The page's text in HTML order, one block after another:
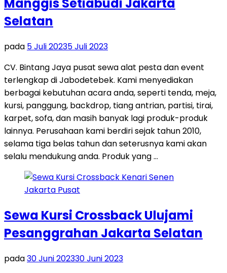
Manggis Setiabudi Jakarta
Selatan
pada 5 Juli 20235 Juli 2023
CV. Bintang Jaya pusat sewa alat pesta dan event
terlengkap di Jabodetebek. Kami menyediakan
berbagai kebutuhan acara anda, seperti tenda, meja,
kursi, panggung, backdrop, tiang antrian, partisi, tirai,
karpet, sofa, dan masih banyak lagi produk-produk
lainnya. Perusahaan kami berdiri sejak tahun 2010,
selama tiga belas tahun dan seterusnya kami akan
selalu mendukung anda. Produk yang …
Sewa Kursi Crossback Ulujami
Pesanggrahan Jakarta Selatan
pada30 Juni 202330 Juni 2023